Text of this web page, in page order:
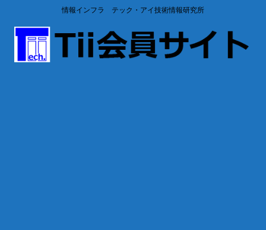
情報インフラ テック・アイ技術情報研究所